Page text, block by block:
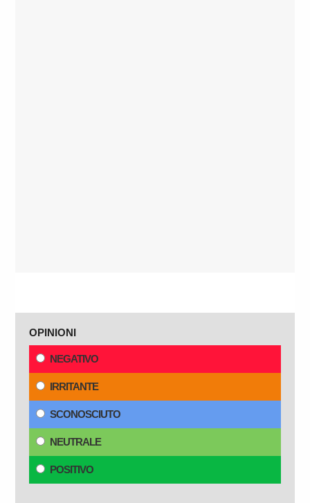
OPINIONI
NEGATIVO
IRRITANTE
SCONOSCIUTO
NEUTRALE
POSITIVO